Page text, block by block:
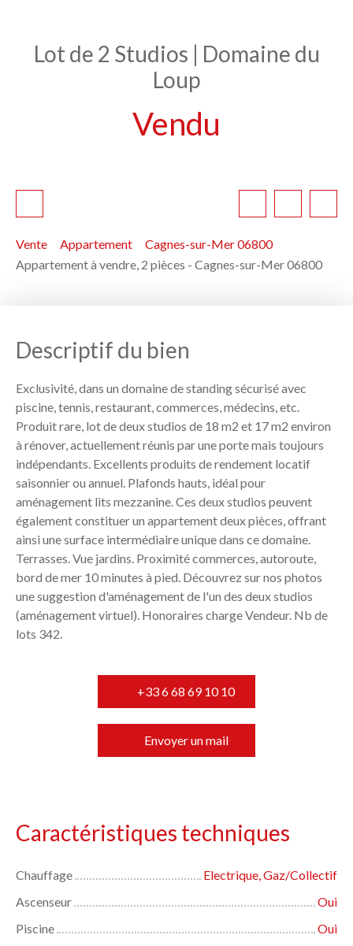
Lot de 2 Studios | Domaine du
Loup
Vendu
Vente Appartement
Cagnes-sur-Mer 06800
Appartement à vendre, 2 pièces - Cagnes-sur-Mer 06800
Descriptif du bien
Exclusivité, dans un domaine de standing sécurisé avec
piscine, tennis, restaurant, commerces, médecins, etc.
Produit rare, lot de deux studios de 18 m2 et 17 m2 environ
à rénover, actuellement réunis par une porte mais toujours
indépendants. Excellents produits de rendement locatif
saisonnier ou annuel. Plafonds hauts, idéal pour
aménagement lits mezzanine. Ces deux studios peuvent
également constituer un appartement deux pièces, offrant
ainsi une surface intermédiaire unique dans ce domaine.
Terrasses. Vue jardins. Proximité commerces, autoroute,
bord de mer 10 minutes à pied. Découvrez sur nos photos
une suggestion d'aménagement de l'un des deux studios
(aménagement virtuel). Honoraires charge Vendeur. Nb de
lots 342.
+33 6 68 69 10 10
Envoyer un mail
Caractéristiques techniques
Chauffage
Electrique, Gaz/Collectif
Ascenseur
Oui
Piscine
Oui